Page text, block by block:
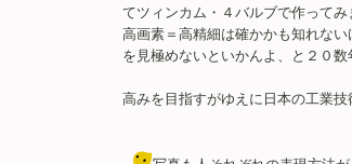
てツィンカム・４バルブで作って
高画素＝高精細は確かかも知れな
を見極めないといかんよ、と２０
高みを目指すがゆえに日本の工業